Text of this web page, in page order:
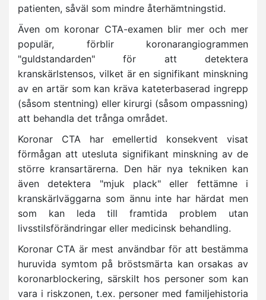
patienten, såväl som mindre återhämtningstid.
Även om koronar CTA-examen blir mer och mer
populär, förblir koronarangiogrammen
"guldstandarden" för att detektera
kranskärlstensos, vilket är en signifikant minskning
av en artär som kan kräva kateterbaserad ingrepp
(såsom stentning) eller kirurgi (såsom ompassning)
att behandla det trånga området.
Koronar CTA har emellertid konsekvent visat
förmågan att utesluta signifikant minskning av de
större kransartärerna. Den här nya tekniken kan
även detektera "mjuk plack" eller fettämne i
kranskärlväggarna som ännu inte har härdat men
som kan leda till framtida problem utan
livsstilsförändringar eller medicinsk behandling.
Koronar CTA är mest användbar för att bestämma
huruvida symtom på bröstsmärta kan orsakas av
koronarblockering, särskilt hos personer som kan
vara i riskzonen, t.ex. personer med familjehistoria